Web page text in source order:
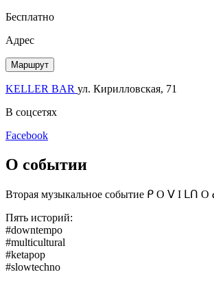
Бесплатно
Адрес
Маршрут
KELLER BAR ул. Кирилловская, 71
В соцсетях
Facebook
О событии
Вторая музыкальное событие ᑭ O ᐯ I ᒪᑎ
Пять историй:
#downtempo
#multicultural
#ketapop
#slowtechno